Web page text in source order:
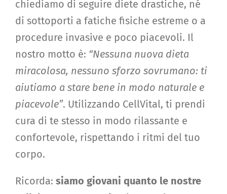
chiediamo di seguire diete drastiche, né
di sottoporti a fatiche fisiche estreme o a
procedure invasive e poco piacevoli. Il
nostro motto è: “Nessuna nuova dieta
miracolosa, nessuno sforzo sovrumano: ti
aiutiamo a stare bene in modo naturale e
piacevole”. Utilizzando CellVital, ti prendi
cura di te stesso in modo rilassante e
confortevole, rispettando i ritmi del tuo
corpo.
Ricorda: siamo giovani quanto le nostre